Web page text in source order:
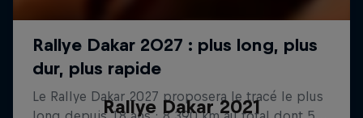
Rallye Dakar 2021